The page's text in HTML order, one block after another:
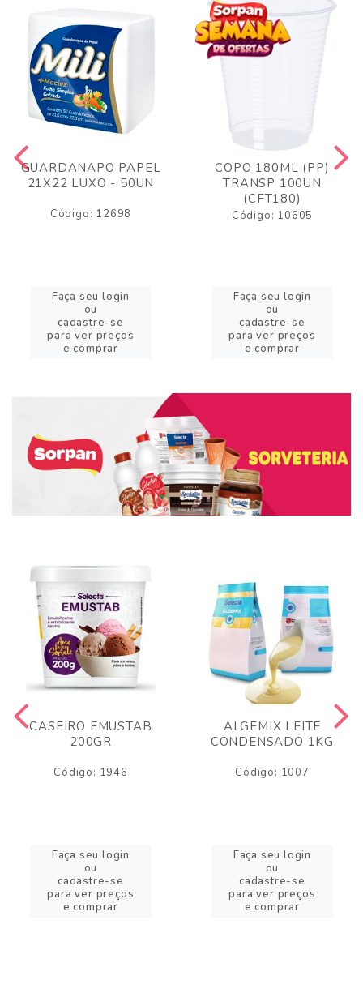
GUARDANAPO PAPEL
21X22 LUXO - 50UN
Código: 12698
Faça seu login
ou
cadastre-se
para ver preços
e comprar
COPO 180ML (PP)
TRANSP 100UN
(CFT180)
Código: 10605
Faça seu login
ou
cadastre-se
para ver preços
e comprar
CASEIRO EMUSTAB
200GR
Código: 1946
Faça seu login
ou
cadastre-se
para ver preços
e comprar
ALGEMIX LEITE
CONDENSADO 1KG
Código: 1007
Faça seu login
ou
cadastre-se
para ver preços
e comprar